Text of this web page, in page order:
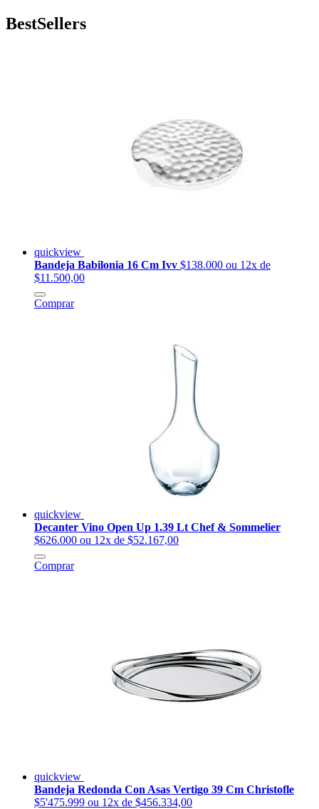
BestSellers
quickview
Bandeja Babilonia 16 Cm Ivv $138.000 ou 12x de
$11.500,00
Comprar
quickview
Decanter Vino Open Up 1.39 Lt Chef & Sommelier
$626.000 ou 12x de $52.167,00
Comprar
quickview
Bandeja Redonda Con Asas Vertigo 39 Cm Christofle
$5'475.999 ou 12x de $456.334,00